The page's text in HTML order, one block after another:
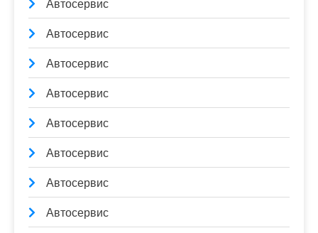
Автосервис
Автосервис
Автосервис
Автосервис
Автосервис
Автосервис
Автосервис
Автосервис